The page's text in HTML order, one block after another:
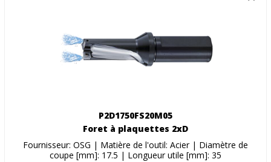
P2D1750FS20M05
Foret à plaquettes 2xD
Fournisseur: OSG | Matière de l'outil: Acier | Diamètre de
coupe [mm]: 17.5 | Longueur utile [mm]: 35